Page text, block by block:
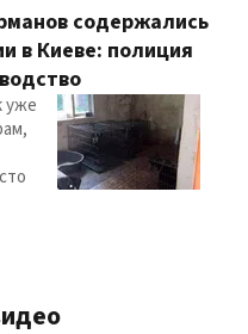
содержались
в Киеве: полиция
уже